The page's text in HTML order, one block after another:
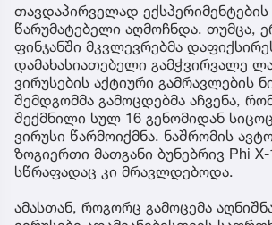
თავდაპირველად ექსპერიმენტების
წარუმატებელი აღმოჩნდა. თუმცა,
ფინჯანში მკვლევრებმა
დამახასიათებელი გამჭვირვალე
ვირუსების აქტიური გამრავლების
შემდგომმა გამოცდებმა აჩვენა,
შექმნილი სულ 16 გენომიდან
ვირუსი წარმოიქმნა. ნაშრომის
ზოგიერთი მათგანი ბუნებრივ Phi X-
სწრაფადაც კი მრავლდებოდა.
ამასთან, როგორც გამოცემა